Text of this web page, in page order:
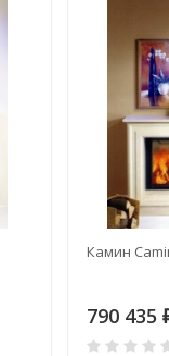
Камин
790 435